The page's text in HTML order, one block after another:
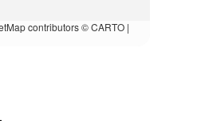
contributors © CARTO |